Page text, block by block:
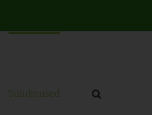
Sündmused